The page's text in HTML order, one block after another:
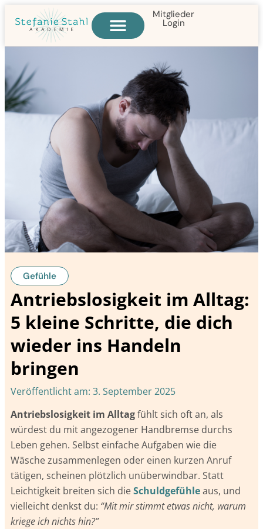
Mitglieder
Login
Gefühle
Antriebslosigkeit im Alltag:
5 kleine Schritte, die dich
wieder ins Handeln
bringen
Veröffentlicht am: 3. September 2025
Antriebslosigkeit im Alltagfühlt sich oft an, als
würdest du mit angezogener Handbremse durchs
Leben gehen. Selbst einfache Aufgaben wie die
Wäsche zusammenlegen oder einen kurzen Anruf
tätigen, scheinen plötzlich unüberwindbar. Statt
Leichtigkeit breiten sich dieSchuldgefühleaus, und
vielleicht denkst du: “Mit mir stimmt etwas nicht, warum
kriege ich nichts hin?”